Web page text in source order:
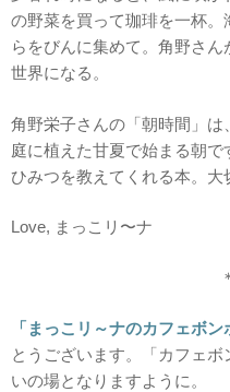
の野菜を買って珈琲を一杯
らをびんに集めて。角野さ
世界になる。
角野栄子さんの「朝時間」は
庭に植えた甘夏で始まる朝
ひみつを教えてくれる本。大
Love, まっこリ〜ナ
「まっこリ～ナのカフェボン
とうございます。「カフェ
いの場となりますように。